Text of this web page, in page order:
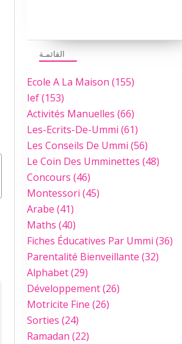
القائمـة
Ecole A La Maison (155)
Ief(153)
Activités Manuelles (66)
Les-Ecrits-De-Ummi (61)
Les Conseils De Ummi (56)
Le Coin Des Umminettes (48)
Concours (46)
Montessori (45)
Arabe (41)
Maths (40)
Fiches Éducatives Par Ummi (36)
Parentalité Bienveillante (32)
Alphabet(29)
Développement(26)
Motricite Fine (26)
Sorties (24)
Ramadan (22)